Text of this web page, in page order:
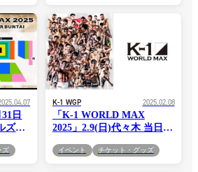
日
売
ズ
K-1 WGP 2025.02.08
「K-1 WORLD MAX
2025」2.9(日)代々木 当日券
イベント チケット・グッズ